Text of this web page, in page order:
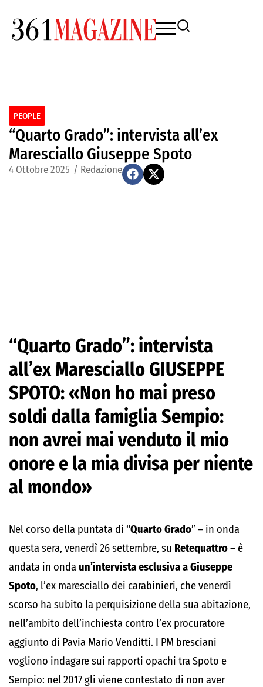
PEOPLE
“Quarto Grado”: intervista all’ex
Maresciallo Giuseppe Spoto
4 Ottobre 2025 / Redazione
“Quarto Grado”: intervista
all’ex Maresciallo GIUSEPPE
SPOTO: «Non ho mai preso
soldi dalla famiglia Sempio:
non avrei mai venduto il mio
onore e la mia divisa per niente
al mondo»
Nel corso della puntata di “Quarto Grado” – in onda
questa sera, venerdì 26 settembre, su Retequattro– è
andata in onda un’intervista esclusiva a Giuseppe
Spoto, l’ex maresciallo dei carabinieri, che venerdì
scorso ha subito la perquisizione della sua abitazione,
nell’ambito dell’inchiesta contro l’ex procuratore
aggiunto di Pavia Mario Venditti. I PM bresciani
vogliono indagare sui rapporti opachi tra Spoto e
Sempio: nel 2017 gli viene contestato di non aver